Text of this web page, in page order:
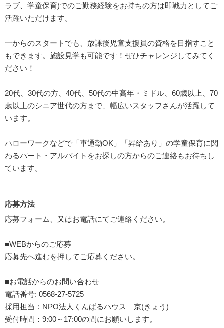
ラブ、学童保育)でのご勤務経験をお持ちの方は即戦力としてご
活躍いただけます。
一からのスタートでも、放課後児童支援員の資格を目指すこと
もできます。施設見学も可能です！ぜひチャレンジしてみてく
ださい！
20代、30代の方、40代、50代の中高年・ミドル、60歳以上、70
歳以上のシニア世代の方まで、幅広いスタッフさんが活躍して
います。
ハローワークなどで「車通勤OK」「昇給あり」の学童保育に関
わるパート・アルバイトをお探しの方からのご連絡もお待ちし
ています。
応募方法
応募フォーム、又はお電話にてご連絡ください。
■WEBからのご応募
応募先へ進むを押してご応募ください。
■お電話からのお問い合わせ
電話番号: 0568-27-5725
採用担当：NPO法人くんぱるハウス 京(きょう)
受付時間：9:00～17:00の間にお願いします。